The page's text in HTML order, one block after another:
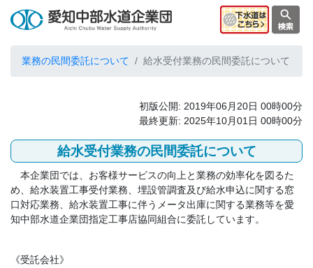
業務の民間委託について 給水受付業務の民間委託について
初版公開: 2019年06月20日 00時00分
最終更新: 2025年10月01日 00時00分
給水受付業務の民間委託について
本企業団では、お客様サービスの向上と業務の効率化を図るた
め、給水装置工事受付業務、埋設管調査及び給水申込に関する窓
口対応業務、給水装置工事に伴うメータ出庫に関する業務等を愛
知中部水道企業団指定工事店協同組合に委託しています。
《受託会社》